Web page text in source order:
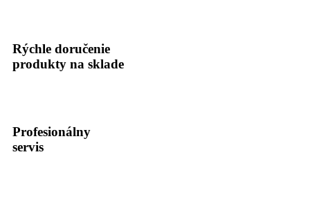
Rýchle doručenie
produkty na sklade
Profesionálny
servis